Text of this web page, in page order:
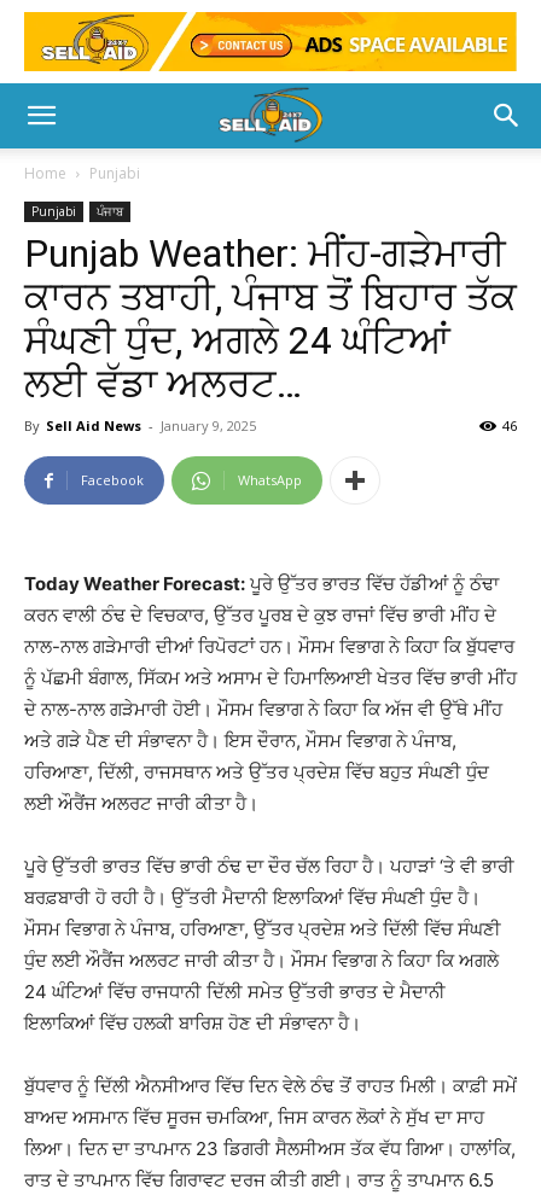
Home Punjabi
Punjabi ਪੰਜਾਬ
Punjab Weather: ਮੀਂਹ-ਗੜੇਮਾਰੀ
ਕਾਰਨ ਤਬਾਹੀ, ਪੰਜਾਬ ਤੋਂ ਬਿਹਾਰ ਤੱਕ
ਸੰਘਣੀ ਧੁੰਦ, ਅਗਲੇ 24 ਘੰਟਿਆਂ
ਲਈ ਵੱਡਾ ਅਲਰਟ…
By Sell Aid News - January 9, 2025 46
Facebook WhatsApp
Today Weather Forecast: ਪੂਰੇ ਉੱਤਰ ਭਾਰਤ ਵਿੱਚ ਹੱਡੀਆਂ ਨੂੰ ਠੰਢਾ
ਕਰਨ ਵਾਲੀ ਠੰਢ ਦੇ ਵਿਚਕਾਰ, ਉੱਤਰ ਪੂਰਬ ਦੇ ਕੁਝ ਰਾਜਾਂ ਵਿੱਚ ਭਾਰੀ ਮੀਂਹ ਦੇ
ਨਾਲ-ਨਾਲ ਗੜੇਮਾਰੀ ਦੀਆਂ ਰਿਪੋਰਟਾਂ ਹਨ। ਮੌਸਮ ਵਿਭਾਗ ਨੇ ਕਿਹਾ ਕਿ ਬੁੱਧਵਾਰ
ਨੂੰ ਪੱਛਮੀ ਬੰਗਾਲ, ਸਿੱਕਮ ਅਤੇ ਅਸਾਮ ਦੇ ਹਿਮਾਲਿਆਈ ਖੇਤਰ ਵਿੱਚ ਭਾਰੀ ਮੀਂਹ
ਦੇ ਨਾਲ-ਨਾਲ ਗੜੇਮਾਰੀ ਹੋਈ। ਮੌਸਮ ਵਿਭਾਗ ਨੇ ਕਿਹਾ ਕਿ ਅੱਜ ਵੀ ਉੱਥੇ ਮੀਂਹ
ਅਤੇ ਗੜੇ ਪੈਣ ਦੀ ਸੰਭਾਵਨਾ ਹੈ। ਇਸ ਦੌਰਾਨ, ਮੌਸਮ ਵਿਭਾਗ ਨੇ ਪੰਜਾਬ,
ਹਰਿਆਣਾ, ਦਿੱਲੀ, ਰਾਜਸਥਾਨ ਅਤੇ ਉੱਤਰ ਪ੍ਰਦੇਸ਼ ਵਿੱਚ ਬਹੁਤ ਸੰਘਣੀ ਧੁੰਦ
ਲਈ ਔਰੈਂਜ ਅਲਰਟ ਜਾਰੀ ਕੀਤਾ ਹੈ।
ਪੂਰੇ ਉੱਤਰੀ ਭਾਰਤ ਵਿੱਚ ਭਾਰੀ ਠੰਢ ਦਾ ਦੌਰ ਚੱਲ ਰਿਹਾ ਹੈ। ਪਹਾੜਾਂ ‘ਤੇ ਵੀ ਭਾਰੀ
ਬਰਫ਼ਬਾਰੀ ਹੋ ਰਹੀ ਹੈ। ਉੱਤਰੀ ਮੈਦਾਨੀ ਇਲਾਕਿਆਂ ਵਿੱਚ ਸੰਘਣੀ ਧੁੰਦ ਹੈ।
ਮੌਸਮ ਵਿਭਾਗ ਨੇ ਪੰਜਾਬ, ਹਰਿਆਣਾ, ਉੱਤਰ ਪ੍ਰਦੇਸ਼ ਅਤੇ ਦਿੱਲੀ ਵਿੱਚ ਸੰਘਣੀ
ਧੁੰਦ ਲਈ ਔਰੈਂਜ ਅਲਰਟ ਜਾਰੀ ਕੀਤਾ ਹੈ। ਮੌਸਮ ਵਿਭਾਗ ਨੇ ਕਿਹਾ ਕਿ ਅਗਲੇ
24 ਘੰਟਿਆਂ ਵਿੱਚ ਰਾਜਧਾਨੀ ਦਿੱਲੀ ਸਮੇਤ ਉੱਤਰੀ ਭਾਰਤ ਦੇ ਮੈਦਾਨੀ
ਇਲਾਕਿਆਂ ਵਿੱਚ ਹਲਕੀ ਬਾਰਿਸ਼ ਹੋਣ ਦੀ ਸੰਭਾਵਨਾ ਹੈ।
ਬੁੱਧਵਾਰ ਨੂੰ ਦਿੱਲੀ ਐਨਸੀਆਰ ਵਿੱਚ ਦਿਨ ਵੇਲੇ ਠੰਢ ਤੋਂ ਰਾਹਤ ਮਿਲੀ। ਕਾਫ਼ੀ ਸਮੇਂ
ਬਾਅਦ ਅਸਮਾਨ ਵਿੱਚ ਸੂਰਜ ਚਮਕਿਆ, ਜਿਸ ਕਾਰਨ ਲੋਕਾਂ ਨੇ ਸੁੱਖ ਦਾ ਸਾਹ
ਲਿਆ। ਦਿਨ ਦਾ ਤਾਪਮਾਨ 23 ਡਿਗਰੀ ਸੈਲਸੀਅਸ ਤੱਕ ਵੱਧ ਗਿਆ। ਹਾਲਾਂਕਿ,
ਰਾਤ ​​ਦੇ ਤਾਪਮਾਨ ਵਿੱਚ ਗਿਰਾਵਟ ਦਰਜ ਕੀਤੀ ਗਈ। ਰਾਤ ਨੂੰ ਤਾਪਮਾਨ 6.5